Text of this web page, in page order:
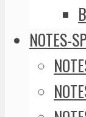
NOTES-